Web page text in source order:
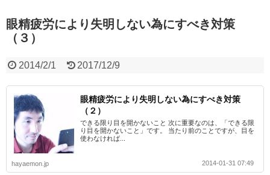
眼精疲労により失明しない為にすべき対策
（３）
2014/2/1 2017/12/9
眼精疲労により失明しない為にすべき対策
（２）
できる限り目を開かないこと 次に重要なのは、「できる限
り目を開かないこと」です。 当たり前のことですが、目を
使わなければ...
hayaemon.jp 2014-01-31 07:49